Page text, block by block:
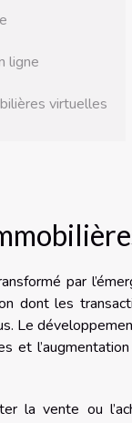
ligne
virtuelles
par
dont les
Le
et
la vente ou